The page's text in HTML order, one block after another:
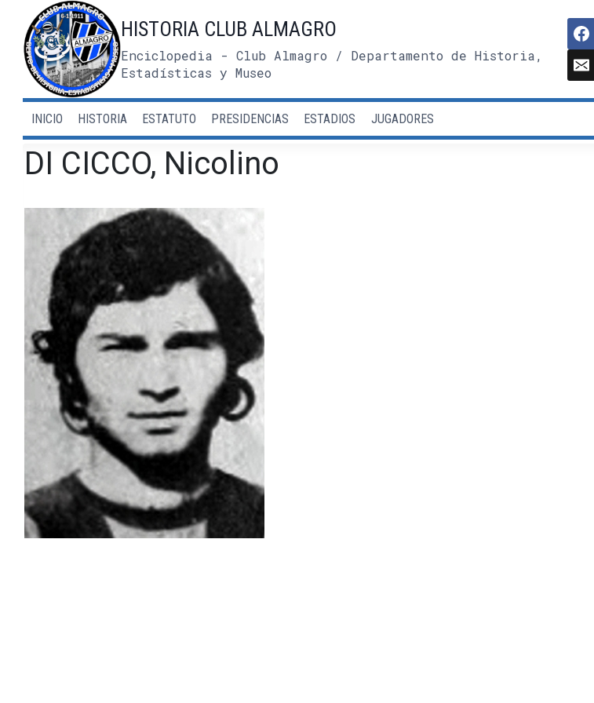
contenido
HISTORIA CLUB ALMAGRO
Enciclopedia - Club Almagro / Departamento de Historia,
Estadísticas y Museo
INICIO HISTORIA ESTATUTO PRESIDENCIAS ESTADIOS JUGADORES
DI CICCO, Nicolino